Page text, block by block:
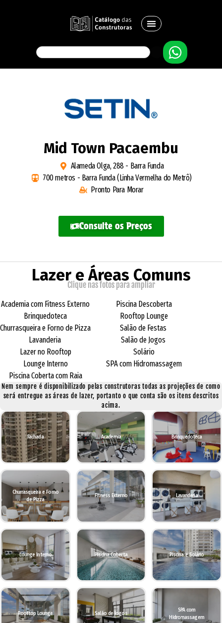
Mid Town Pacaembu
Alameda Olga, 288 - Barra Funda
700 metros - Barra Funda (Linha Vermelha do Metrô)
Pronto Para Morar
Consulte os Preços
Lazer e Áreas Comuns
Clique nas fotos para ampliar
Academia com Fitness Externo
Brinquedoteca
Churrasqueira e Forno de Pizza
Lavanderia
Lazer no Rooftop
Lounge Interno
Piscina Coberta com Raia
Piscina Descoberta
Rooftop Lounge
Salão de Festas
Salão de Jogos
Solário
SPA com Hidromassagem
Nem sempre é disponibilizado pelas construtoras todas as projeções de como
será entregue as áreas de lazer, portanto o que conta são os itens descritos
acima.
Fachada Academia Brinquedoteca
Churrasqueira e Forno
de Pizza
Fitness Externo Lavanderia
Lounge Interno Piscina Coberta Piscina e Solário
Rooftop Lounge Salão de Jogos
SPA com
Hidromassagem